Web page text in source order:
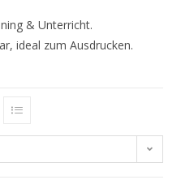
& Unterricht.
ideal zum Ausdrucken.